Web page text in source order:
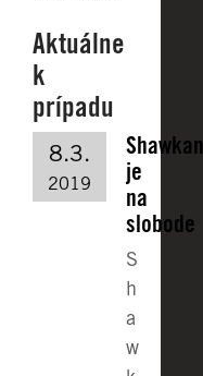
Aktuálne
k
prípadu
8.3.
2019
Shawkan
je
na
slobode
S
h
a
w